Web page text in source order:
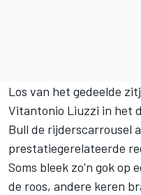
Los van het gedeelde
Vitantonio Liuzzi in het
Bull de rijderscarrousel
prestatiegerelateerde
Soms bleek zo'n gok op
de roos, andere keren